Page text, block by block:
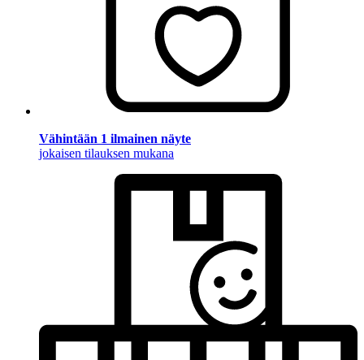
Vähintään 1 ilmainen näyte
jokaisen tilauksen mukana